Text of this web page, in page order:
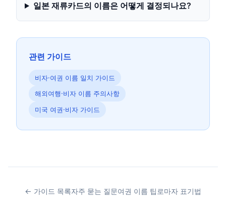
일본 재류카드의 이름은 어떻게 결정되나요?
관련 가이드
비자·여권 이름 일치 가이드
해외여행·비자 이름 주의사항
미국 여권·비자 가이드
← 가이드 목록자주 묻는 질문여권 이름 팁 로마자 표기법